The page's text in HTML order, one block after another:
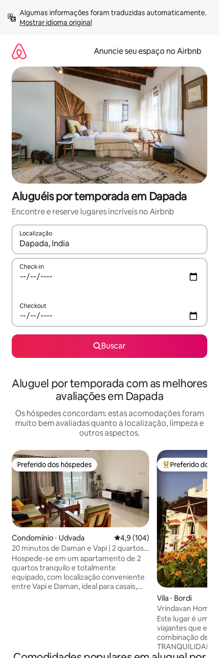
para
Mostrar idioma original
Anuncie seu espaço no Airbnb
Aluguéis por temporada em Dapada
Encontre e reserve lugares incríveis no Airbnb
Localização
Quando os resultados estiverem disponíveis, explore-os
Check-in
Checkout
Buscar
Aluguel por temporada com as melhores
avaliações em Dapada
Os hóspedes concordam: estas acomodações foram
muito bem avaliadas quanto a localização, limpeza e
outros aspectos.
Preferido dos hóspedes
Preferido dos hóspedes
Condomínio ⋅ Udvada 4,9 de uma avaliação média de
4,9 (104)
20 minutos de Daman e Vapi | 2 quartos
com todas as comodidades
Hospede-se em um apartamento de 2
quartos tranquilo e totalmente
equipado, com localização conveniente
entre Vapi e Daman, ideal para casais,
um dia de passeio ou trabalho. Quer
Entre os
Preferido dos
Vila ⋅ Bordi
Vrindavan
Este lugar é uma
viajantes que
combinação de
TRANQUILIDADE. Localizado no meio da
generosidade